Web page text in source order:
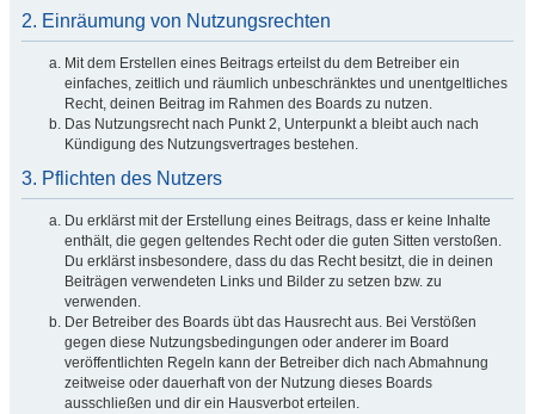
2. Einräumung von Nutzungsrechten
Mit dem Erstellen eines Beitrags erteilst du dem Betreiber ein
einfaches, zeitlich und räumlich unbeschränktes und unentgeltliches
Recht, deinen Beitrag im Rahmen des Boards zu nutzen.
Das Nutzungsrecht nach Punkt 2, Unterpunkt a bleibt auch nach
Kündigung des Nutzungsvertrages bestehen.
3. Pflichten des Nutzers
Du erklärst mit der Erstellung eines Beitrags, dass er keine Inhalte
enthält, die gegen geltendes Recht oder die guten Sitten verstoßen.
Du erklärst insbesondere, dass du das Recht besitzt, die in deinen
Beiträgen verwendeten Links und Bilder zu setzen bzw. zu
verwenden.
Der Betreiber des Boards übt das Hausrecht aus. Bei Verstößen
gegen diese Nutzungsbedingungen oder anderer im Board
veröffentlichten Regeln kann der Betreiber dich nach Abmahnung
zeitweise oder dauerhaft von der Nutzung dieses Boards
ausschließen und dir ein Hausverbot erteilen.